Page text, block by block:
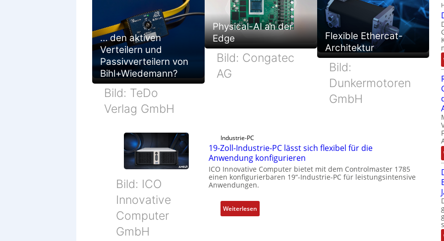
… den aktiven
Verteilern und
Passivverteilern von
Bihl+Wiedemann?
Bild: TeDo
Verlag GmbH
Physical-AI an der
Edge
Bild: Congatec
AG
Flexible Ethercat-
Architektur
Bild:
Dunkermotoren
GmbH
Bild: ICO
Innovative
Computer
GmbH
Industrie-PC
19-Zoll-Industrie-PC lässt sich flexibel für die
Anwendung konfigurieren
ICO Innovative Computer bietet mit dem Controlmaster 1785
einen konfigurierbaren 19“-Industrie-PC für leistungsintensive
Anwendungen.
Weiterlesen:
1